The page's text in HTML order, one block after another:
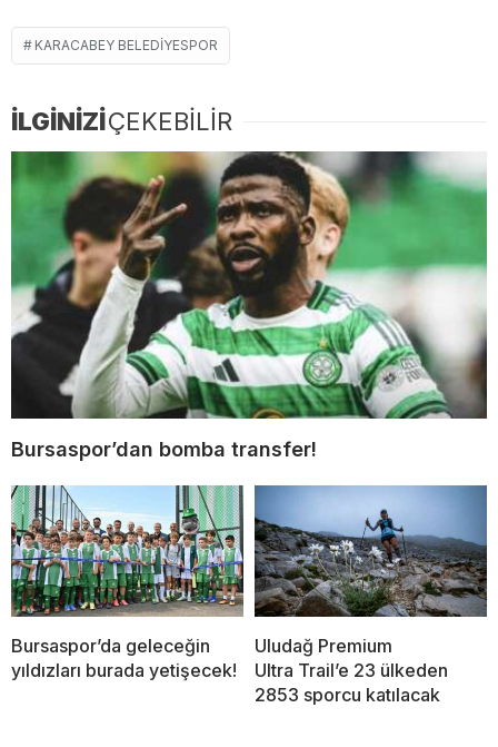
KARACABEY BELEDIYESPOR
İLGİNİZİÇEKEBİLİR
Bursaspor’dan bomba transfer!
Bursaspor’da geleceğin
yıldızları burada yetişecek!
Uludağ Premium
Ultra Trail’e 23 ülkeden
2853 sporcu katılacak